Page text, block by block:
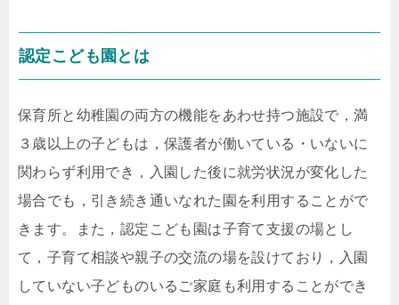
認定こども園とは
保育所と幼稚園の両方の機能をあわせ持つ施設で，満
３歳以上の子どもは，保護者が働いている・いないに
関わらず利用でき，入園した後に就労状況が変化した
場合でも，引き続き通いなれた園を利用することがで
きます。また，認定こども園は子育て支援の場とし
て，子育て相談や親子の交流の場を設けており，入園
していない子どものいるご家庭も利用することができ